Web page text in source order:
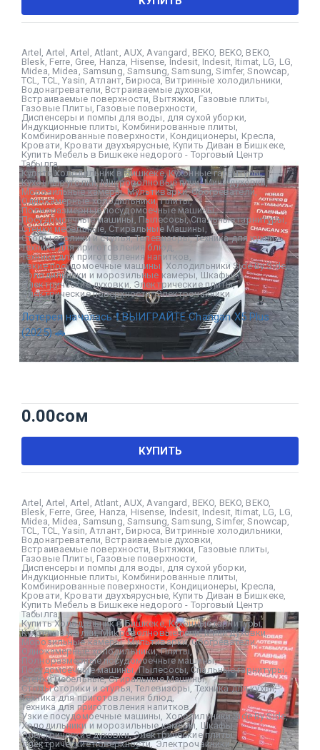
Artel Artel Artel Atlant AUX Avangard BEKO BEKO BEKO,
Blesk Ferre Gree Hanza Hisense Indesit, Indesit, Itimat, LG LG
Midea Midea Samsung ,Samsung ,Samsung ,Simfer,Snowcap
TCL
TCL ,Yasin Атлант ,Бирюса ,Витринные холодильники ,
Водонагреватели Встраиваемые духовки
Встраиваемые поверхности Вытяжки Газовые плиты
Газовые Плиты Газовые поверхности
Диспенсеры и помпы для воды
для сухой уборки
Индукционные плиты Комбинированные плиты
Комбинированные поверхности Кондиционеры Кресла
Кровати, Кровати двухъярусные, Купить Диван в Бишкеке,
Купить Мебель в Бишкеке недорого - Торговый Центр
Табылга,
Купить Холодильник в Бишкеке,Кухонные гарнитуры,
Кухонные уголки,Микроволновые печи,Мини духовки ,
Морозильные камеры,Мультиварки,Обогреватели,
Однокамерные холодильники ,Плиты,
Полноразмерные посудомоечные машины,
Посудомоечные машины Пылесосы,Спальные гарнитуры ,
Стенки мебельные Стиральные Машины
Столы столики и стулья,Телевизоры,Техника для кухни,
Техника для приготовления блюд
Техника для приготовления напитков
Узкие посудомоечные машины ,Холодильники Side By Side,
Холодильники и морозильные камеры Шкафы,
Электрические духовки Электрические плиты,
Электрические поверхности,Электрочайники
Лотерея началась ❗ ВЫИГРАЙТЕ Changan X5 Plus
(2025) 🚗
0.00сом
КУПИТЬ
Artel Artel Artel Atlant AUX Avangard BEKO BEKO BEKO,
Blesk Ferre Gree Hanza Hisense Indesit, Indesit, Itimat, LG LG
Midea Midea Samsung ,Samsung ,Samsung ,Simfer,Snowcap
TCL
TCL ,Yasin Атлант ,Бирюса ,Витринные холодильники ,
Водонагреватели Встраиваемые духовки
Встраиваемые поверхности Вытяжки Газовые плиты
Газовые Плиты Газовые поверхности
Диспенсеры и помпы для воды
для сухой уборки
Индукционные плиты Комбинированные плиты
Комбинированные поверхности Кондиционеры Кресла
Кровати, Кровати двухъярусные, Купить Диван в Бишкеке,
Купить Мебель в Бишкеке недорого - Торговый Центр
Табылга,
Купить Холодильник в Бишкеке,Кухонные гарнитуры,
Кухонные уголки,Микроволновые печи,Мини духовки,
Морозильные камеры,Мультиварки,Обогреватели,
Однокамерные холодильники,Плиты,
Полноразмерные посудомоечные машины,
Посудомоечные машины ,Пылесосы Спальные гарнитуры
Стенки мебельные,Стиральные Машины,
Столы столики и стулья ,Телевизоры,Техника для кухни,
Техника для приготовления блюд ,
Техника для приготовления напитков ,
Узкие посудомоечные машины Холодильники Side By Side,
Холодильники и морозильные камеры Шкафы,
Электрические духовки,Электрические плиты,
Электрические поверхности,Электрочайники